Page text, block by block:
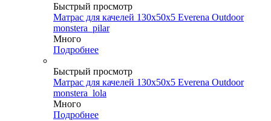
Быстрый просмотр
Матрас для качелей 130х50х5 Everena Outdoor
monstera_pilar
Много
Подробнее
Быстрый просмотр
Матрас для качелей 130х50х5 Everena Outdoor
monstera_lola
Много
Подробнее